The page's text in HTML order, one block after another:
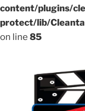
content/plugins/
protect/lib/
on line 85